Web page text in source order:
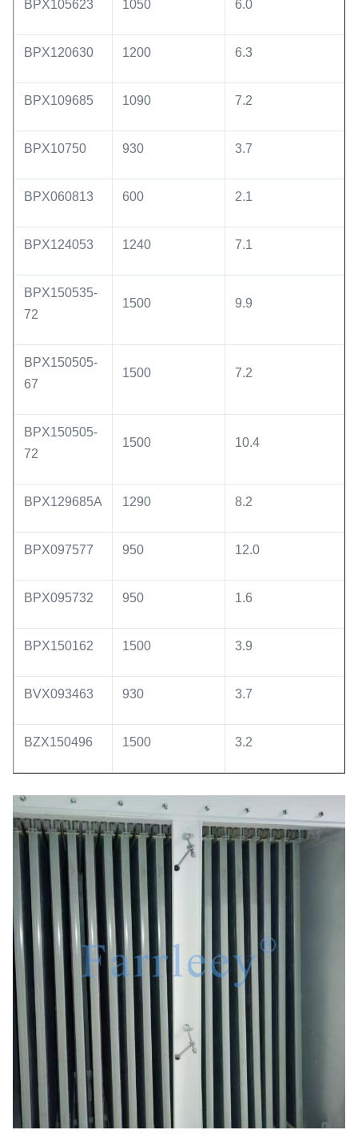
BPX105623 1050 6.0
BPX120630 1200 6.3
BPX109685 1090 7.2
BPX10750 930 3.7
BPX060813 600 2.1
BPX124053 1240 7.1
BPX150535-
72
1500 9.9
BPX150505-
67
1500 7.2
BPX150505-
72
1500 10.4
BPX129685A 1290 8.2
BPX097577 950 12.0
BPX095732 950 1.6
BPX150162 1500 3.9
BVX093463 930 3.7
BZX150496 1500 3.2